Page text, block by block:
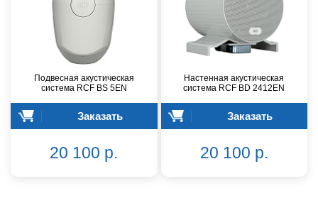
Подвесная акустическая
система RCF BS 5EN
Заказать
20 100 р.
Настенная акустическая
система RCF BD 2412EN
Заказать
20 100 р.